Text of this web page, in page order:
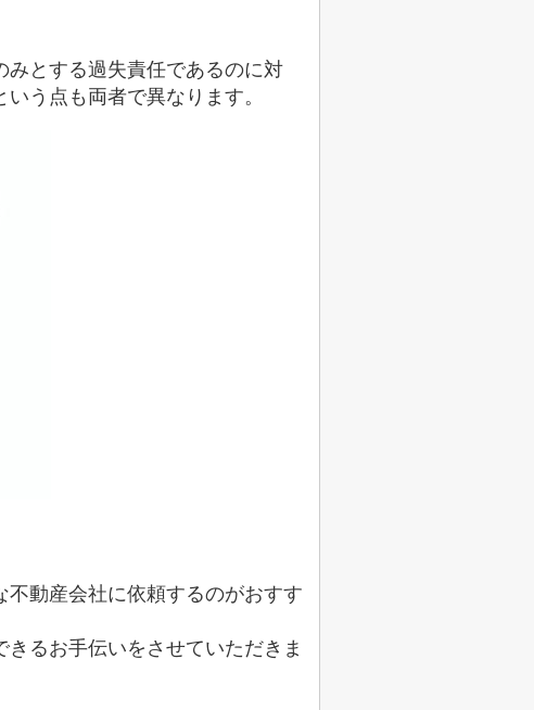
とする過失責任であるのに対
う点も両者で異なります。
動産会社に依頼するのがおすす
るお手伝いをさせていただきま